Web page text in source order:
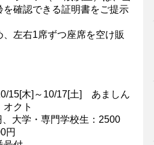
を確認できる証明書をご提示
左右1席ずつ座席を空け販
15[木]～10/17[土] あましん
クト
大学・専門学校生：2500
円